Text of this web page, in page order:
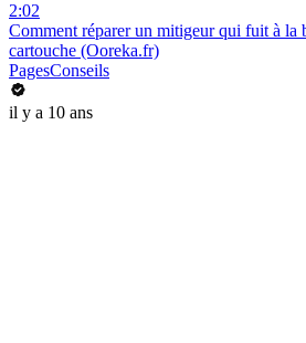
2:02
Comment réparer un mitigeur qui fuit à la
cartouche (Ooreka.fr)
PagesConseils
il y a 10 ans